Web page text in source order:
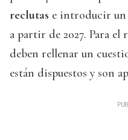
reclutas e introducir un
a partir de 2027. Para
deben rellenar un
están dispuestos y son